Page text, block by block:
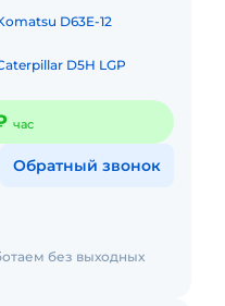
D63E-12
D5H LGP
час
Обратный звонок
без выходных